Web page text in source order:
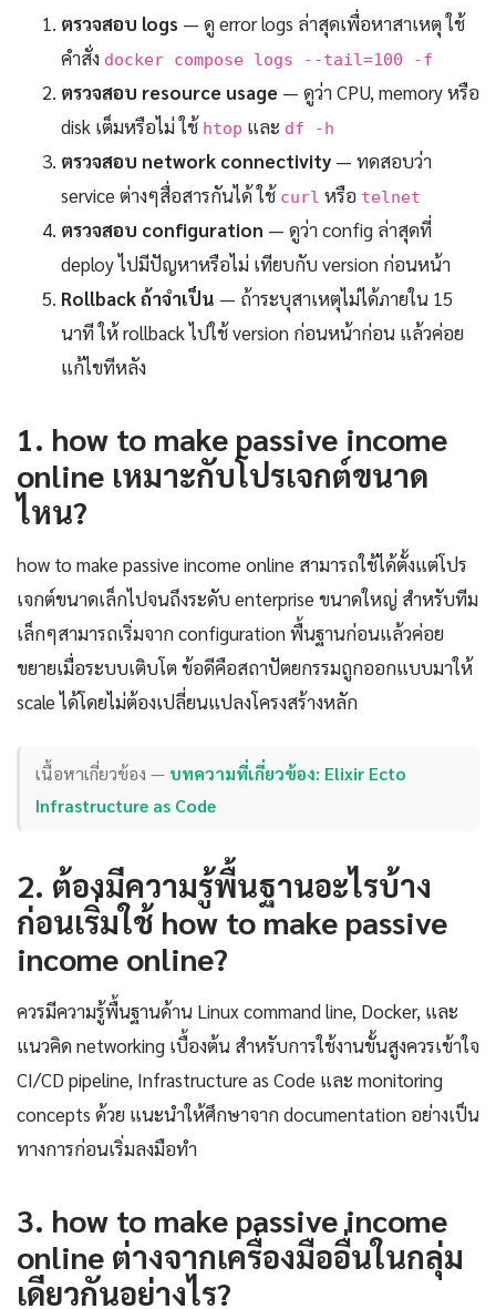
ตรวจสอบ logs — ดู error logs ล่าสุดเพื่อหาสาเหตุ ใช้
คำสั่ง docker compose logs --tail=100 -f
ตรวจสอบ resource usage — ดูว่า CPU, memory หรือ
disk เต็มหรือไม่ ใช้ htop และ df -h
ตรวจสอบ network connectivity — ทดสอบว่า
service ต่างๆสื่อสารกันได้ ใช้ curl หรือ telnet
ตรวจสอบ configuration — ดูว่า config ล่าสุดที่
deploy ไปมีปัญหาหรือไม่ เทียบกับ version ก่อนหน้า
Rollback ถ้าจำเป็น — ถ้าระบุสาเหตุไม่ได้ภายใน 15
นาที ให้ rollback ไปใช้ version ก่อนหน้าก่อน แล้วค่อย
แก้ไขทีหลัง
1. how to make passive income
online เหมาะกับโปรเจกต์ขนาด
ไหน?
how to make passive income online สามารถใช้ได้ตั้งแต่โปร
เจกต์ขนาดเล็กไปจนถึงระดับ enterprise ขนาดใหญ่ สำหรับทีม
เล็กๆสามารถเริ่มจาก configuration พื้นฐานก่อนแล้วค่อย
ขยายเมื่อระบบเติบโต ข้อดีคือสถาปัตยกรรมถูกออกแบบมาให้
scale ได้โดยไม่ต้องเปลี่ยนแปลงโครงสร้างหลัก
เนื้อหาเกี่ยวข้อง — บทความที่เกี่ยวข้อง: Elixir Ecto
Infrastructure as Code
2. ต้องมีความรู้พื้นฐานอะไรบ้าง
ก่อนเริ่มใช้ how to make passive
income online?
ควรมีความรู้พื้นฐานด้าน Linux command line, Docker, และ
แนวคิด networking เบื้องต้น สำหรับการใช้งานขั้นสูงควรเข้าใจ
CI/CD pipeline, Infrastructure as Code และ monitoring
concepts ด้วย แนะนำให้ศึกษาจาก documentation อย่างเป็น
ทางการก่อนเริ่มลงมือทำ
3. how to make passive income
online ต่างจากเครื่องมืออื่นในกลุ่ม
เดียวกันอย่างไร?